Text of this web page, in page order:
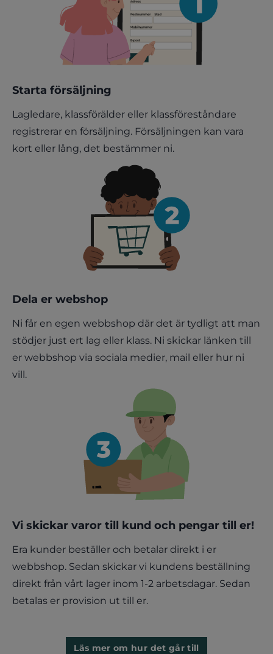
Starta försäljning
Lagledare, klassförälder eller klassföreståndare
registrerar en försäljning. Försäljningen kan vara
kort eller lång, det bestämmer ni.
Dela er webshop
Ni får en egen webbshop där det är tydligt att man
stödjer just ert lag eller klass. Ni skickar länken till
er webbshop via sociala medier, mail eller hur ni
vill.
Vi skickar varor till kund och pengar till er!
Era kunder beställer och betalar direkt i er
webbshop. Sedan skickar vi kundens beställning
direkt från vårt lager inom 1-2 arbetsdagar. Sedan
betalas er provision ut till er.
Läs mer om hur det går till